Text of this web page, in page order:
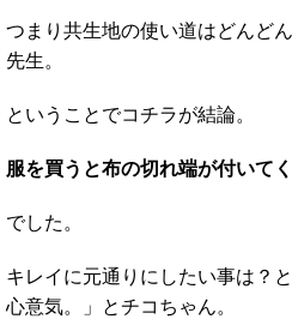
つまり共生地の使い道はどんど
先生。
ということでコチラが結論。
服を買うと布の切れ端が付いて
でした。
キレイに元通りにしたい事は？
心意気。」とチコちゃん。